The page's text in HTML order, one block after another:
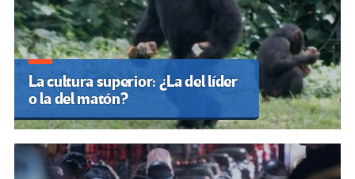
La cultura superior: ¿La del líder
o la del matón?